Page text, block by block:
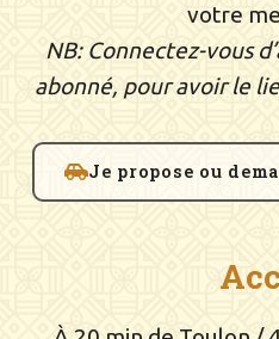
votre
NB: Connectez-vous
abonné, pour avoir le
Je propose ou